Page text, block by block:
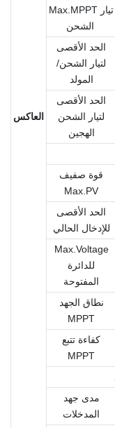
العاكس
Max.MPPT تيار
الحد الأقصى
لتيار الشحن/
المولد
الحد الأقصى
لتيار الشحن
الهجين
قوة صفيف
Max.PV
الحد الأقصى
للإدخال الحالي
Max.Voltage
للدائرة
المفتوحة
نطاق الجهد
MPPT
كفاءة تتبع
MPPT
مدى جهد
المدخلات